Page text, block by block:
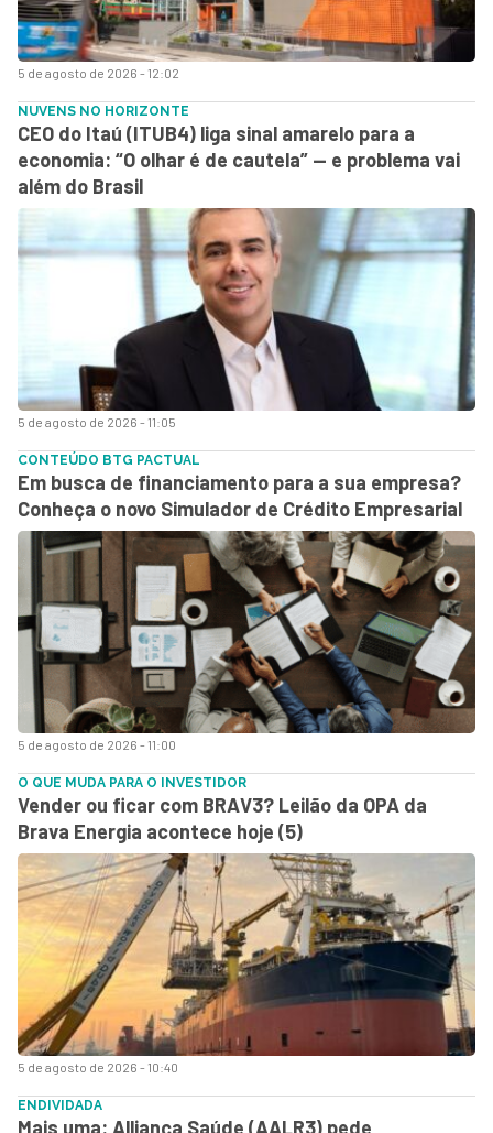
5 de agosto de 2026 - 12:02
5 de agosto de 2026 - 11:05
NUVENS NO HORIZONTE
CEO do Itaú (ITUB4) liga sinal amarelo para a
economia: “O olhar é de cautela” — e problema vai
além do Brasil
5 de agosto de 2026 - 11:00
CONTEÚDO BTG PACTUAL
Em busca de financiamento para a sua empresa?
Conheça o novo Simulador de Crédito Empresarial
5 de agosto de 2026 - 10:40
O QUE MUDA PARA O INVESTIDOR
Vender ou ficar com BRAV3? Leilão da OPA da
Brava Energia acontece hoje (5)
ENDIVIDADA
Mais uma: Alliança Saúde (AALR3) pede